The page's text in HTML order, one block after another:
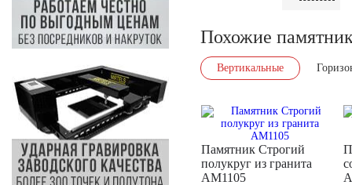
Похожие
Вертикальные
Памятник Строгий
полукруг из гранита
AM1105